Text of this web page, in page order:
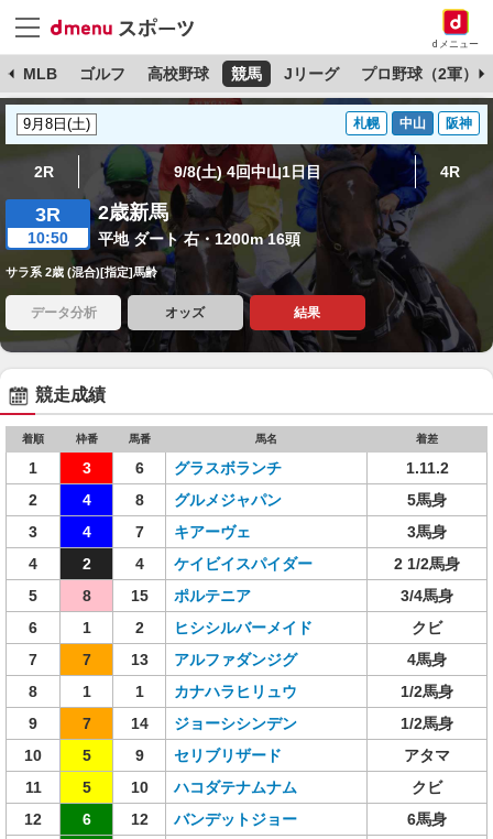
dメニュー
MLB ゴルフ 高校野球 競馬 Jリーグ プロ野球（2軍）
札幌 中山 阪神
2R 9/8(土) 4回中山1日目 4R
3R
10:50
2歳新馬
平地 ダート 右・1200m 16頭
サラ系 2歳 (混合)[指定]馬齢
データ分析 オッズ 結果
競走成績
着順 枠番 馬番 馬名 着差
1 3 6 グラスボランチ
1.11.2
2
4 8 グルメジャパン
5馬身
3
4 7 キアーヴェ
3馬身
4
2 4 ケイビイスパイダー
2 1/2馬身
5
8 15 ポルテニア
3/4馬身
6
1 2 ヒシシルバーメイド
クビ
7
7 13 アルファダンジグ
4馬身
8
1 1 カナハラヒリュウ
1/2馬身
9
7 14 ジョーシシンデン
1/2馬身
10
5 9 セリブリザード
アタマ
11
5 10 ハコダテナムナム
クビ
12
6 12 バンデットジョー
6馬身